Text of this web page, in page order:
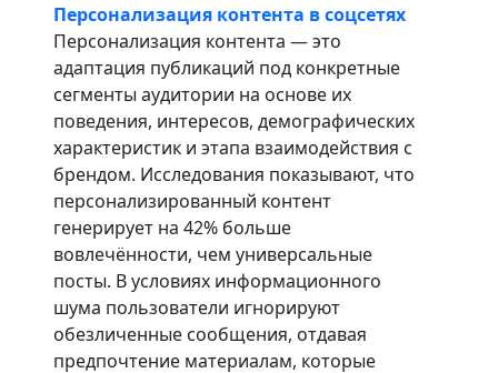
Персонализация контента в соцсетях
Персонализация контента — это
адаптация публикаций под конкретные
сегменты аудитории на основе их
поведения, интересов, демографических
характеристик и этапа взаимодействия с
брендом. Исследования показывают, что
персонализированный контент
генерирует на 42% больше
вовлечённости, чем универсальные
посты. В условиях информационного
шума пользователи игнорируют
обезличенные сообщения, отдавая
предпочтение материалам, которые